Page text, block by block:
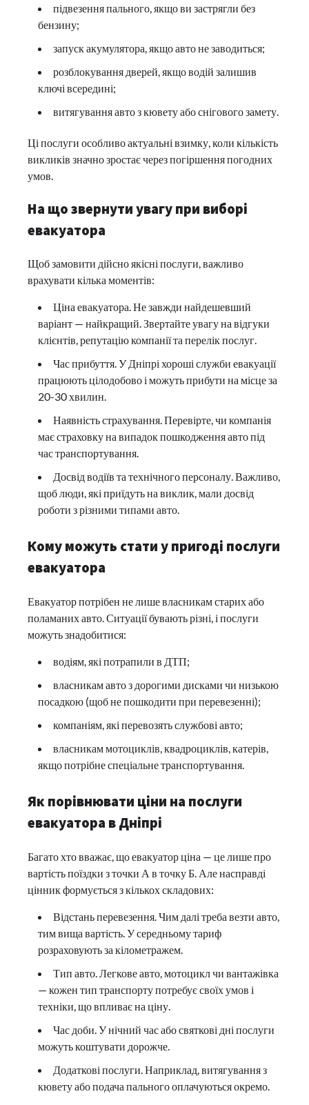
підвезення пального, якщо ви застрягли без
бензину;
запуск акумулятора, якщо авто не заводиться;
розблокування дверей, якщо водій залишив
ключі всередині;
витягування авто з кювету або снігового замету.
Ці послуги особливо актуальні взимку, коли кількість
викликів значно зростає через погіршення погодних
умов.
На що звернути увагу при виборі
евакуатора
Щоб замовити дійсно якісні послуги, важливо
врахувати кілька моментів:
Ціна евакуатора. Не завжди найдешевший
варіант — найкращий. Звертайте увагу на відгуки
клієнтів, репутацію компанії та перелік послуг.
Час прибуття. У Дніпрі хороші служби евакуації
працюють цілодобово і можуть прибути на місце за
20-30 хвилин.
Наявність страхування. Перевірте, чи компанія
має страховку на випадок пошкодження авто під
час транспортування.
Досвід водіїв та технічного персоналу. Важливо,
щоб люди, які приїдуть на виклик, мали досвід
роботи з різними типами авто.
Кому можуть стати у пригоді послуги
евакуатора
Евакуатор потрібен не лише власникам старих або
поламаних авто. Ситуації бувають різні, і послуги
можуть знадобитися:
водіям, які потрапили в ДТП;
власникам авто з дорогими дисками чи низькою
посадкою (щоб не пошкодити при перевезенні);
компаніям, які перевозять службові авто;
власникам мотоциклів, квадроциклів, катерів,
якщо потрібне спеціальне транспортування.
Як порівнювати ціни на послуги
евакуатора в Дніпрі
Багато хто вважає, що евакуатор ціна — це лише про
вартість поїздки з точки А в точку Б. Але насправді
цінник формується з кількох складових:
Відстань перевезення. Чим далі треба везти авто,
тим вища вартість. У середньому тариф
розраховують за кілометражем.
Тип авто. Легкове авто, мотоцикл чи вантажівка
— кожен тип транспорту потребує своїх умов і
техніки, що впливає на ціну.
Час доби. У нічний час або святкові дні послуги
можуть коштувати дорожче.
Додаткові послуги. Наприклад, витягування з
кювету або подача пального оплачуються окремо.